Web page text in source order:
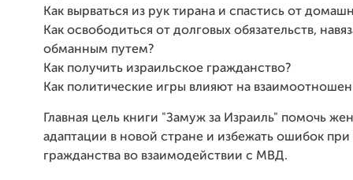
Как вырваться из рук тирана и спастись от
Как освободиться от долговых обязательств,
обманным путем?
Как получить израильское гражданство?
Как политические игры влияют на
Главная цель книги "Замуж за Израиль" помочь
адаптации в новой стране и избежать ошибок
гражданства во взаимодействии с МВД.